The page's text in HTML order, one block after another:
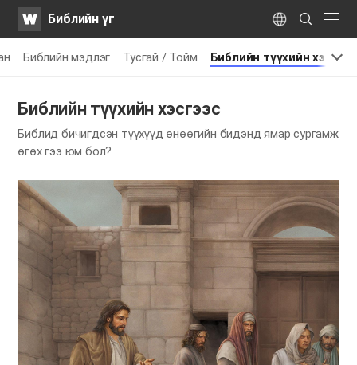
WATVБиблийн үг Language
Search
Submit
Библийн мэдлэг Тусгай / Тойм Библийн түүхийн хэсгээс
Библийн түүхийн хэсгээс
Библид бичигдсэн түүхүүд өнөөгийн бидэнд ямар сургамж
өгөх гээ юм бол?